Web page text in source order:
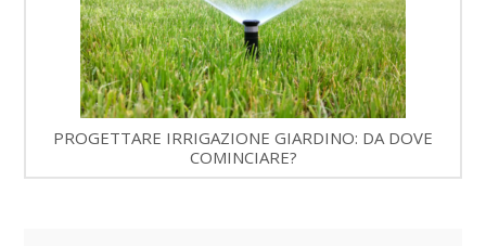
PROGETTARE IRRIGAZIONE GIARDINO: DA DOVE
COMINCIARE?